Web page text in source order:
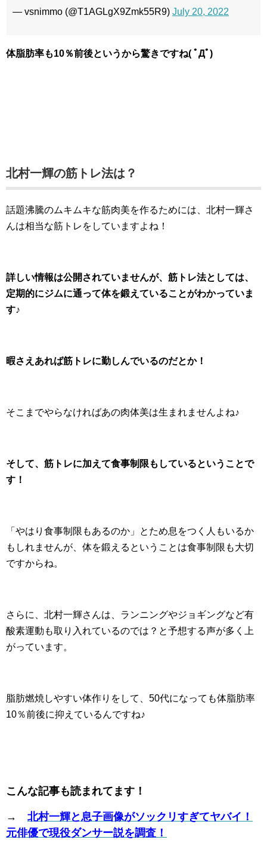
— vsnimmo (@T1AGLgX9Zmk55R9) July 20, 2022
体脂肪率も10％前後というから驚きですね( ﾟДﾟ)
北村一輝の筋トレ法は？
話題沸騰のムキムキな筋肉美を作るためには、北村一輝さ
んは相当な筋トレをしていますよね！
詳しい情報は公開されていませんが、筋トレ法としては、
定期的にジムに通って体を鍛えていることがわかっていま
す♪
暇さえあれば筋トレに勤しんでいるのだとか！
そこまでやらなければあの肉体美は生まれませんよね♪
そして、筋トレに加えて食事制限もしているということで
す！
「やはり食事制限もあるのか」とため息をつく人もいるか
もしれませんが、体を鍛えるということは食事制限も大切
ですからね。
さらに、北村一輝さんは、ランニングやジョギングなど有
酸素運動も取り入れているのでは？と予想する声が多く上
がっています。
脂肪燃焼しやすい体作りをして、50代になっても体脂肪率
10％前後に抑えているんですね♪
こんな記事も読まれてます！
→ 北村一輝と息子画像がソックリすぎてヤバイ！
元俳優で現役ダンサー説を調査！